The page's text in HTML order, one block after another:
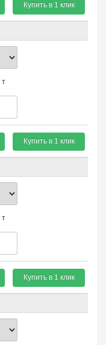
Купить в 1 клик
т
Купить в 1 клик
т
Купить в 1 клик